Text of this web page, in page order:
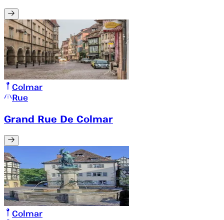
Colmar
Rue
Grand Rue De Colmar
Colmar